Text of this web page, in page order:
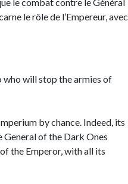
le rôle de l’Empereur, avec
who will stop the armies of
by chance. Indeed, its
of the Dark Ones
the Emperor, with all its